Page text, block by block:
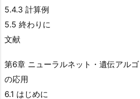
5.4.3 計算例
5.5 終わりに
文献
第6章 ニューラルネット・遺伝アル
の応用
6.1 はじめに